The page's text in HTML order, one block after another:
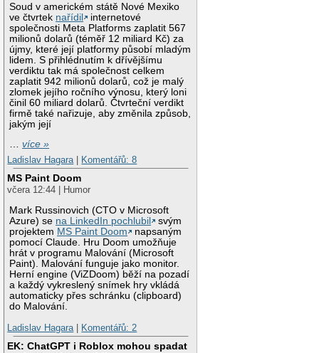
Soud v americkém státě Nové Mexiko
ve čtvrtek nařídil
internetové
společnosti Meta Platforms zaplatit 567
milionů dolarů (téměř 12 miliard Kč) za
újmy, které její platformy působí mladým
lidem. S přihlédnutím k dřívějšímu
verdiktu tak má společnost celkem
zaplatit 942 milionů dolarů, což je malý
zlomek jejího ročního výnosu, který loni
činil 60 miliard dolarů. Čtvrteční verdikt
firmě také nařizuje, aby změnila způsob,
jakým její
…více »
Ladislav Hagara
Komentářů: 8
MS Paint Doom
včera 12:44 | Humor
Mark Russinovich (CTO v Microsoft
Azure) se na LinkedIn pochlubil
svým
projektem MS Paint Doom
napsaným
pomocí Claude. Hru Doom umožňuje
hrát v programu Malování (Microsoft
Paint). Malování funguje jako monitor.
Herní engine (ViZDoom) běží na pozadí
a každý vykreslený snímek hry vkládá
automaticky přes schránku (clipboard)
do Malování.
Ladislav Hagara
Komentářů: 2
EK: ChatGPT i Roblox mohou spadat